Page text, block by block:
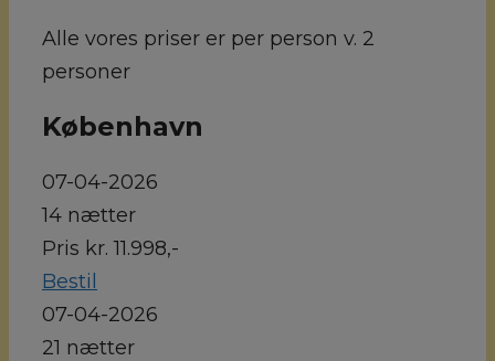
Alle vores priser er per person v. 2
personer
København
07-04-2026
14 nætter
Pris kr. 11.998,-
Bestil
07-04-2026
21 nætter